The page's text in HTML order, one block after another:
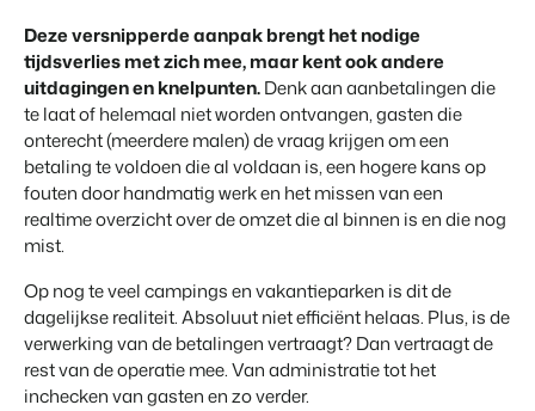
BEX Overzicht
Ontdek de eindeloze mogelijkheden van het Booking
Experts Platform.
Ontdek de voordelen van Booking Experts voor
Vakantieparken.
Voor Concerns
Ontdek de voordelen van Booking Experts voor Concerns &
Groepen.
Vacatures
Vind jouw nieuwe droombaan
Contact
Neem contact op
Over ons
Leer de mensen achter Booking Experts kennen
Deze versnipperde aanpak brengt het nodige
tijdsverlies met zich mee, maar kent ook andere
uitdagingen en knelpunten.Denk aan aanbetalingen die
te laat of helemaal niet worden ontvangen, gasten die
onterecht (meerdere malen) de vraag krijgen om een
betaling te voldoen die al voldaan is, een hogere kans op
fouten door handmatig werk en het missen van een
realtime overzicht over de omzet die al binnen is en die nog
mist.
Op nog te veel campings en vakantieparken is dit de
dagelijkse realiteit. Absoluut niet efficiënt helaas. Plus, is de
verwerking van de betalingen vertraagt? Dan vertraagt de
rest van de operatie mee. Van administratie tot het
inchecken van gasten en zo verder.